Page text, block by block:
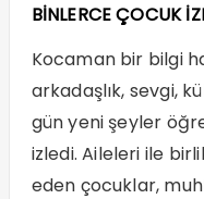
BİNLERCE ÇOCUK
Kocaman bir bilgi
arkadaşlık, sevgi,
gün yeni şeyler
izledi. Aileleri ile
eden çocuklar,